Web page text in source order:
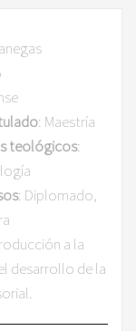
: Maestría
teológicos:
: Diplomado,
a la
desarrollo de la